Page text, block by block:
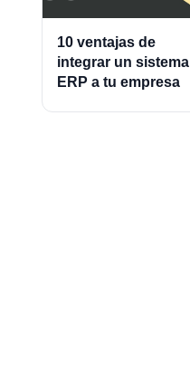
10 ventajas de
integrar un sistema
ERP a tu empresa